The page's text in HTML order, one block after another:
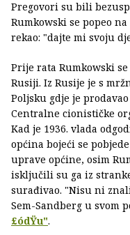
Pregovori su bili
Rumkowski se popeo
rekao: "dajte mi svoju
Prije rata Rumkowski
Rusiji. Iz Rusije je s
Poljsku gdje je
Centralne cionističke
Kad je 1936. vlada
općina bojeći se
uprave općine, osim
isključili su ga iz
surađivao. "Nisu ni
Sem-Sandberg u svom
£ódŸu".